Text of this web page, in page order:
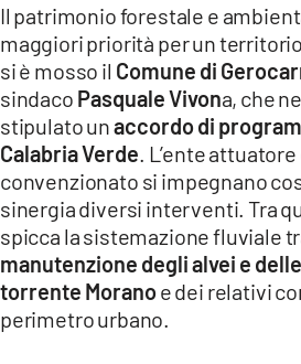
Network
LACPLAY.IT
LACTV.IT
LACONAIR.IT
LACITYMAG.IT
ILREGGINO.IT
COSENZACHANNEL.IT
Il patrimonio forestale e
maggiori priorità per un
si è mosso il Comune di
sindaco Pasquale Vivona, che
stipulato unaccordo di
Calabria Verde . L’ente
convenzionato si impegnano
sinergia diversi interventi. Tra
spicca la sistemazione fluviale
manutenzione degli alvei e
torrente Moranoe dei relativi
perimetro urbano.